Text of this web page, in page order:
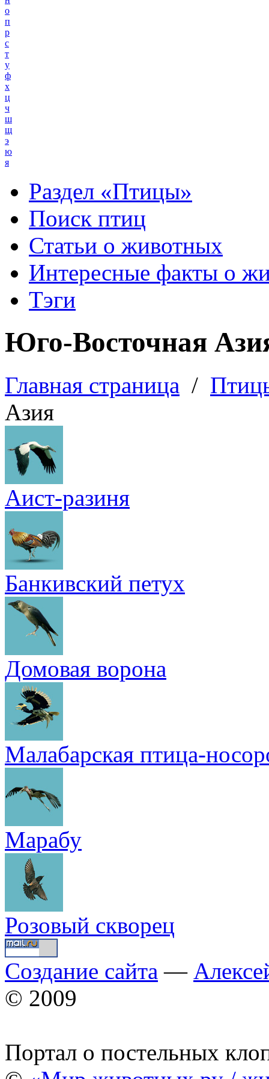
о
п
р
с
т
у
ф
х
ц
ч
ш
щ
э
ю
я
Раздел «Птицы»
Поиск птиц
Статьи о животных
Интересные факты о
Тэги
Юго-Восточная
Главная страница /
Азия
Аист-разиня
Банкивский петух
Домовая ворона
Малабарская птица-
Марабу
Розовый скворец
Создание сайта —
© 2009
Портал о постельных